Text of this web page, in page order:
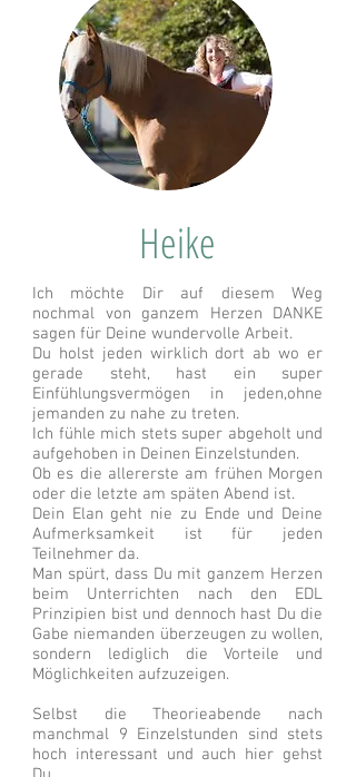
Heike
Ich möchte Dir auf diesem Weg
nochmal von ganzem Herzen DANKE
sagen für Deine wundervolle Arbeit.
Du holst jeden wirklich dort ab wo er
gerade steht, hast ein super
Einfühlungsvermögen in jeden,ohne
jemanden zu nahe zu treten.
Ich fühle mich stets super abgeholt und
aufgehoben in Deinen Einzelstunden.
Ob es die allererste am frühen Morgen
oder die letzte am späten Abend ist.
Dein Elan geht nie zu Ende und Deine
Aufmerksamkeit ist für jeden
Teilnehmer da.
Man spürt, dass Du mit ganzem Herzen
beim Unterrichten nach den EDL
Prinzipien bist und dennoch hast Du die
Gabe niemanden überzeugen zu wollen,
sondern lediglich die Vorteile und
Möglichkeiten aufzuzeigen.
Selbst die Theorieabende nach
manchmal 9 Einzelstunden sind stets
hoch interessant und auch hier gehst